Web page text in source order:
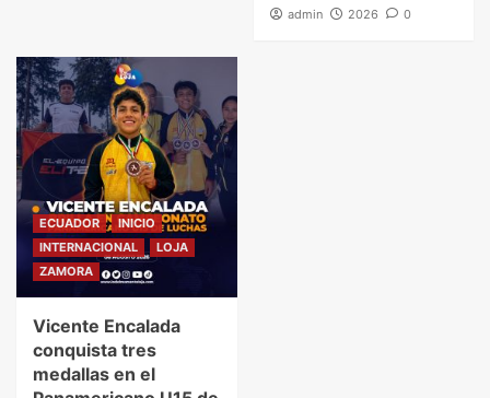
admin 2026 0
ECUADOR
INICIO
INTERNACIONAL
LOJA
ZAMORA
Vicente Encalada
conquista tres
medallas en el